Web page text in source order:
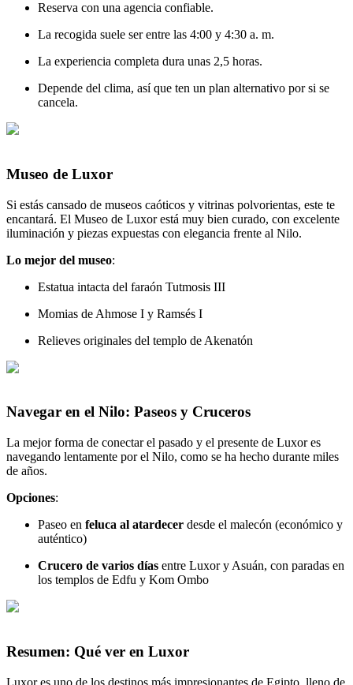
Reserva con una agencia confiable.
La recogida suele ser entre las 4:00 y 4:30 a. m.
La experiencia completa dura unas 2,5 horas.
Depende del clima, así que ten un plan alternativo por si se
cancela.
Museo de Luxor
Si estás cansado de museos caóticos y vitrinas polvorientas, este te
encantará. El Museo de Luxor está muy bien curado, con excelente
iluminación y piezas expuestas con elegancia frente al Nilo.
Lo mejor del museo:
Estatua intacta del faraón Tutmosis III
Momias de Ahmose I y Ramsés I
Relieves originales del templo de Akenatón
Navegar en el Nilo: Paseos y Cruceros
La mejor forma de conectar el pasado y el presente de Luxor es
navegando lentamente por el Nilo, como se ha hecho durante miles
de años.
Opciones:
Paseo en feluca al atardecer desde el malecón (económico y
auténtico)
Crucero de varios días entre Luxor y Asuán, con paradas en
los templos de Edfu y Kom Ombo
Resumen: Qué ver en Luxor
Luxor es uno de los destinos más impresionantes de Egipto, lleno de